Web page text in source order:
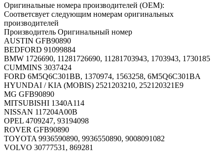
Оригинальные номера производителей (OEM):
Соответсвует следующим номерам оригинальных
производителей
Производитель Оригинальный номер
AUSTIN GFB90890
BEDFORD 91099884
BMW 1726690, 11281726690, 11281703943, 1703943, 1730185
CUMMINS 3037424
FORD 6M5Q6C301BB, 1370974, 1563258, 6M5Q6C301BA
HYUNDAI / KIA (MOBIS) 2521203210, 252120321E9
MG GFB90890
MITSUBISHI 1340A114
NISSAN 117204A00B
OPEL 4709247, 93194098
ROVER GFB90890
TOYOTA 9936590890, 9936550890, 9008091082
VOLVO 30777531, 869281